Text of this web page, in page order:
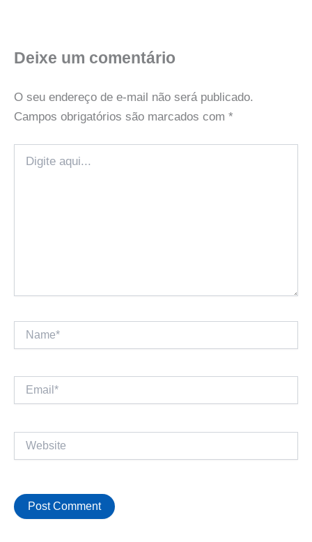
Deixe um comentário
O seu endereço de e-mail não será publicado.
Campos obrigatórios são marcados com *
aqui...
Email*